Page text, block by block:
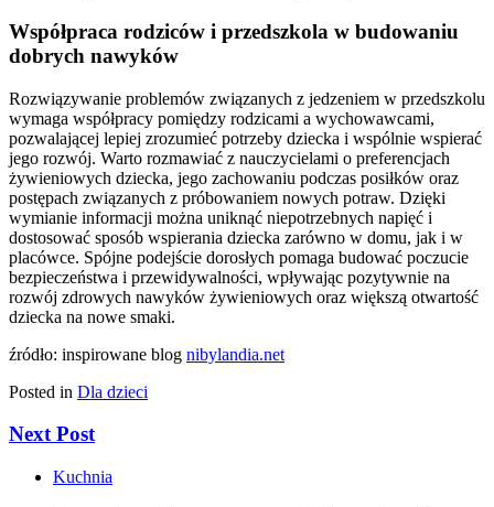
Współpraca rodziców i przedszkola w budowaniu
dobrych nawyków
Rozwiązywanie problemów związanych z jedzeniem w przedszkolu
wymaga współpracy pomiędzy rodzicami a wychowawcami,
pozwalającej lepiej zrozumieć potrzeby dziecka i wspólnie wspierać
jego rozwój. Warto rozmawiać z nauczycielami o preferencjach
żywieniowych dziecka, jego zachowaniu podczas posiłków oraz
postępach związanych z próbowaniem nowych potraw. Dzięki
wymianie informacji można uniknąć niepotrzebnych napięć i
dostosować sposób wspierania dziecka zarówno w domu, jak i w
placówce. Spójne podejście dorosłych pomaga budować poczucie
bezpieczeństwa i przewidywalności, wpływając pozytywnie na
rozwój zdrowych nawyków żywieniowych oraz większą otwartość
dziecka na nowe smaki.
źródło: inspirowane blog nibylandia.net
Posted in Dla dzieci
Next Post
Kuchnia